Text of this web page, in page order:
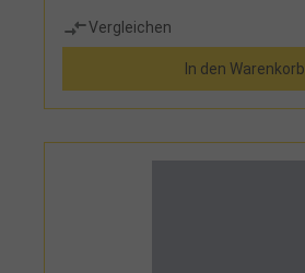
Vergleichen
In den Warenkorb